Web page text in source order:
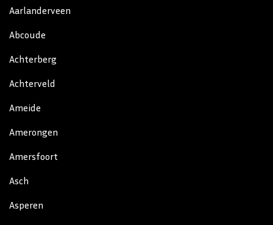
Aarlanderveen
Abcoude
Achterberg
Achterveld
Ameide
Amerongen
Amersfoort
Asch
Asperen